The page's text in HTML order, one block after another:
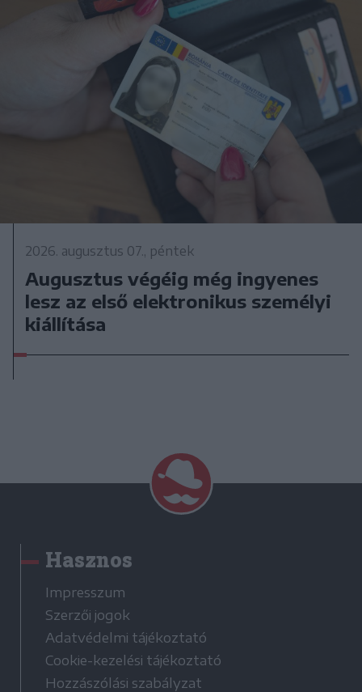
2026. augusztus 07., péntek
Augusztus végéig még ingyenes
lesz az első elektronikus személyi
kiállítása
Hasznos
Impresszum
Szerzői jogok
Adatvédelmi tájékoztató
Cookie-kezelési tájékoztató
Hozzászólási szabályzat